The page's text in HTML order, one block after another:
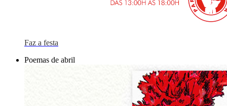
Faz a festa
Poemas de abril